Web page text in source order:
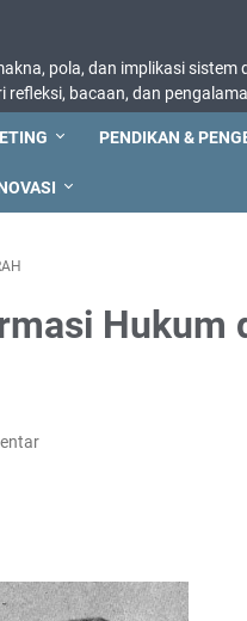
pola, dan implikasi sistem
refleksi, bacaan, dan
PENDIKAN &
Hukum